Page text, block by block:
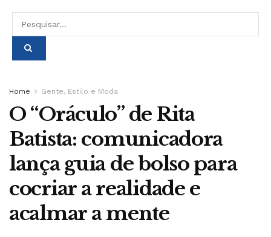
Home Gente, Estilo e Moda
O “Oráculo” de Rita
Batista: comunicadora
lança guia de bolso para
cocriar a realidade e
acalmar a mente